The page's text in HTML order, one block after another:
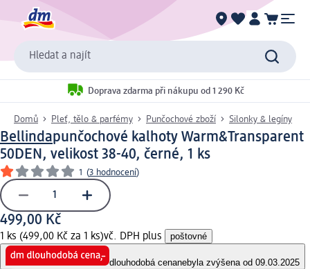
Hledat a najít
Doprava zdarma při nákupu od 1 290 Kč
Domů Pleť, tělo & parfémy Punčochové zboží Silonky & legíny
Bellindapunčochové kalhoty Warm&Transparent
50DEN, velikost 38-40, černé, 1 ks
1 (3 hodnocení)
499,00 Kč
1 ks (499,00 Kč za 1 ks)vč. DPH plus poštovné
dlouhodobá cenanebyla zvýšena od 09.03.2025